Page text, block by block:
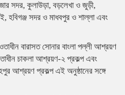
সদর, কুলাউড়া, বড়লেখা ও জুড়ী,
হবিগঞ্জ সদর ও মাধবপুর ও শাল্লা এবং
বারাসত সোনার বাংলা পল্লী আশ্রয়ণ
চাকলা আশ্রয়ণ-২ প্রকল্প এবং
আশ্রয়ণ প্রকল্প এই অনুষ্ঠানের সঙ্গে